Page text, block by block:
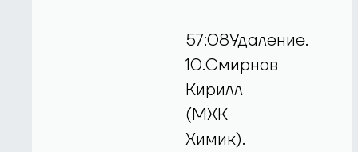
57:08Удаление.
10.Смирнов
Кирилл
(МХК
Химик).